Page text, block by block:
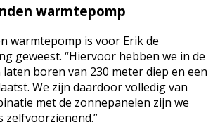
warmtepomp
warmtepomp is voor Erik de
geweest. “Hiervoor hebben we in de
boren van 230 meter diep en een
We zijn daardoor volledig van
met de zonnepanelen zijn we